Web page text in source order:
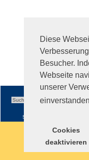
Diese
Besucher.
Webseite
unserer
Cookies
deaktivieren
Sitemap